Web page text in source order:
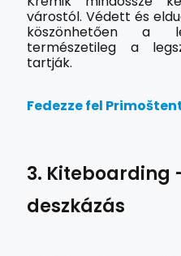
várostól. Védett és
köszönhetően a
természetileg a
tartják.
Fedezze fel
3. Kiteboarding
deszkázás